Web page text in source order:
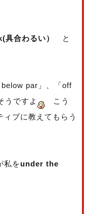
合わるい）
と
par」、「off
うですよ
こう
ブに教えてもらう
私をunder the